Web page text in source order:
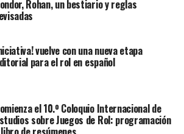
cuarta edición, conocida como
(2018), el juego ha adoptado una
del sistema
dados d10 para una experiencia
edición ha sido ampliamente
dos premios
Rohan, un bestiario y reglas
vuelve con una nueva etapa
para el rol en español
el 10.º Coloquio Internacional de
sobre Juegos de Rol: programación